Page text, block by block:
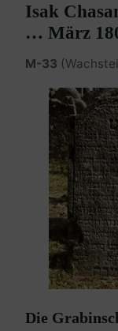
Isak
… März
M-33
Die